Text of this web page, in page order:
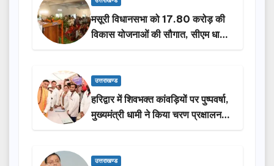
मसूरी विधानसभा को 17.80 करोड़ की
विकास योजनाओं की सौगात, सीएम धामी
ने किया लोकार्पण-शिलान्यास.
उत्तराखण्ड
हरिद्वार में शिवभक्त कांवड़ियों पर पुष्पवर्षा,
मुख्यमंत्री धामी ने किया चरण प्रक्षालन…
उत्तराखण्ड